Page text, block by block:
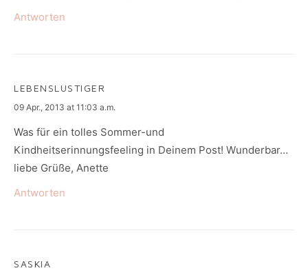
Antworten
LEBENSLUSTIGER
says:
09 Apr., 2013 at 11:03 a.m.
Was für ein tolles Sommer-und
Kindheitserinnungsfeeling in Deinem Post! Wunderbar…
liebe Grüße, Anette
Antworten
SASKIA